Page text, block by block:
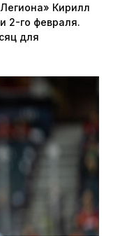
Кирилл
2-го февраля.
для